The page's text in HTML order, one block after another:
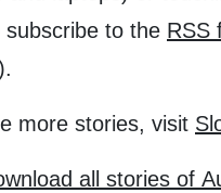
subscribe to the RSS
more stories, visit
all stories of